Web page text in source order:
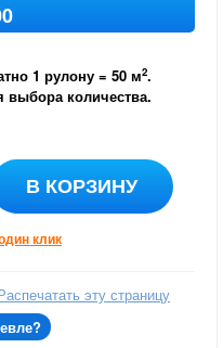
1 рулону = 50м2.
выбора количества.
В КОРЗИНУ
клик
эту страницу